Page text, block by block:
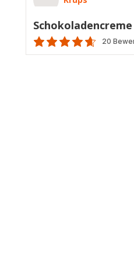
Schokoladencreme
ratings.4.6
20